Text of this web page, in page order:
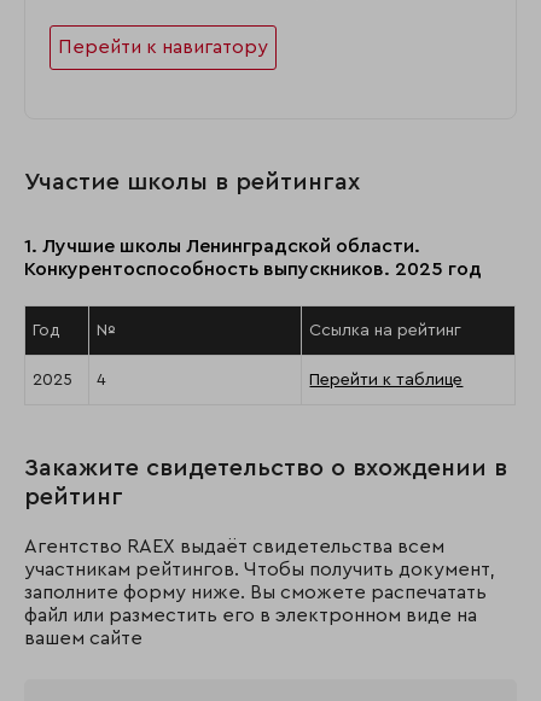
Перейти к навигатору
Участие школы в рейтингах
1. Лучшие школы Ленинградской области.
Конкурентоспособность выпускников. 2025 год
Год № Ссылка на рейтинг
2025 4 Перейти к таблице
Закажите свидетельство о вхождении в
рейтинг
Агентство RAEX выдаёт свидетельства всем
участникам рейтингов. Чтобы получить документ,
заполните форму ниже. Вы сможете распечатать
файл или разместить его в электронном виде на
вашем сайте